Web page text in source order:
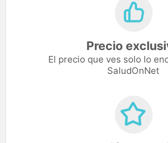
Precio
El precio que ves solo lo
SaludOnNet